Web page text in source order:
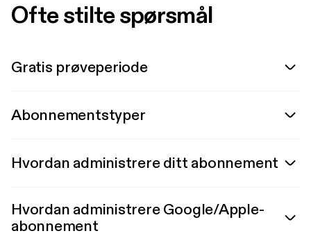
Ofte stilte spørsmål
Gratis prøveperiode
Abonnementstyper
Hvordan administrere ditt abonnement
Hvordan administrere Google/Apple-
abonnement